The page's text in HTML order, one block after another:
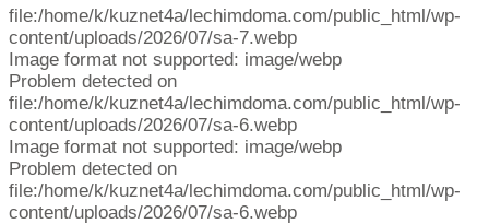
file:/home/k/kuznet4a/lechimdoma.com/public_html/wp-
content/uploads/2026/07/sa-7.webp
Image format not supported: image/webp
Problem detected on
file:/home/k/kuznet4a/lechimdoma.com/public_html/wp-
content/uploads/2026/07/sa-6.webp
Image format not supported: image/webp
Problem detected on
file:/home/k/kuznet4a/lechimdoma.com/public_html/wp-
content/uploads/2026/07/sa-6.webp